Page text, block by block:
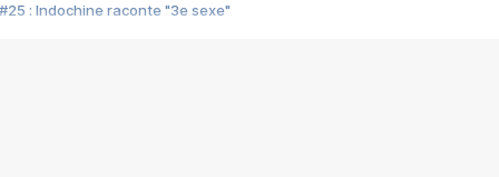
#25 : Indochine raconte "3e sexe"